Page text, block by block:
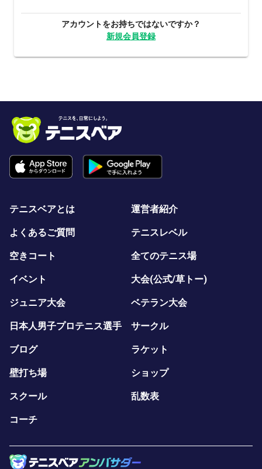
アカウントをお持ちではないですか？
新規会員登録
テニスベアとは 運営者紹介
よくあるご質問 テニスレベル
空きコート 全てのテニス場
イベント 大会(公式/草トー)
ジュニア大会 ベテラン大会
日本人男子プロテニス選手 サークル
ブログ ラケット
壁打ち場 ショップ
スクール 乱数表
コーチ